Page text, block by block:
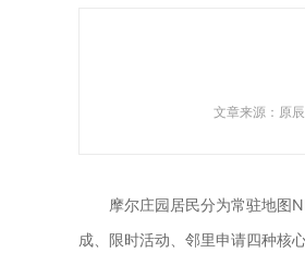
文章来源： 原
摩尔庄园居民分为常驻地图
成、限时活动、邻里申请四种核